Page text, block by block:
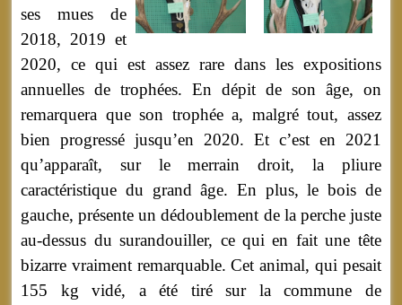
ses mues de
2018, 2019 et
2020, ce qui est assez rare dans les expositions
annuelles de trophées. En dépit de son âge, on
remarquera que son trophée a, malgré tout, assez
bien progressé jusqu’en 2020. Et c’est en 2021
qu’apparaît, sur le merrain droit, la pliure
caractéristique du grand âge. En plus, le bois de
gauche, présente un dédoublement de la perche juste
au-dessus du surandouiller, ce qui en fait une tête
bizarre vraiment remarquable. Cet animal, qui pesait
155 kg vidé, a été tiré sur la commune de